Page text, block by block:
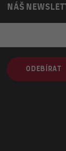
NÁŠ
ODEBÍRAT